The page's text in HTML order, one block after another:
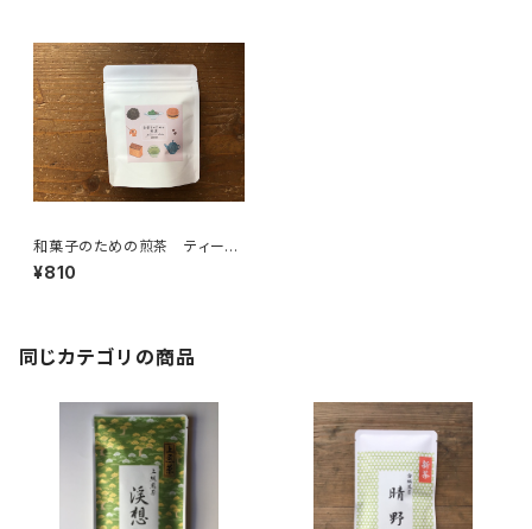
和菓子のための煎茶 ティーバ
ッグ ７個入り チャック付
和菓子と一緒に おやつ時間
アリング オリジナルのお茶
ブレンド 国内産
¥810
同じカテゴリの商品